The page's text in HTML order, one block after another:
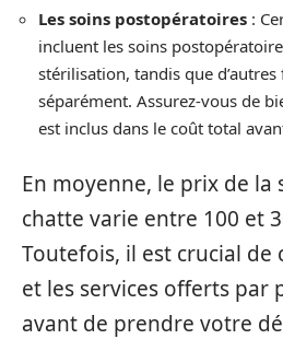
Les soins postopératoires :
incluent les soins
stérilisation, tandis que
séparément. Assurez-vous de
est inclus dans le coût total
En moyenne, le prix de la
chatte varie entre 100 et
Toutefois, il est crucial
et les services offerts par
avant de prendre votre